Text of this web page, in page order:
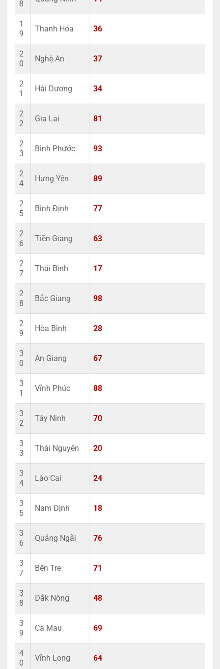
8
1
9
Thanh Hóa 36
2
0
Nghệ An 37
2
1
Hải Dương 34
2
2
Gia Lai 81
2
3
Bình Phước 93
2
4
Hưng Yên 89
2
5
Bình Định 77
2
6
Tiền Giang 63
2
7
Thái Bình 17
2
8
Bắc Giang 98
2
9
Hòa Bình 28
3
0
An Giang 67
3
1
Vĩnh Phúc 88
3
2
Tây Ninh 70
3
3
Thái Nguyên 20
3
4
Lào Cai 24
3
5
Nam Định 18
3
6
Quảng Ngãi 76
3
7
Bến Tre 71
3
8
Đắk Nông 48
3
9
Cà Mau 69
4
0
Vĩnh Long 64